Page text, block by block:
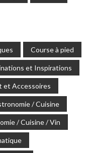
Course à pied
et Inspirations
et Accessoires
/ Cuisine
/ Cuisine / Vin